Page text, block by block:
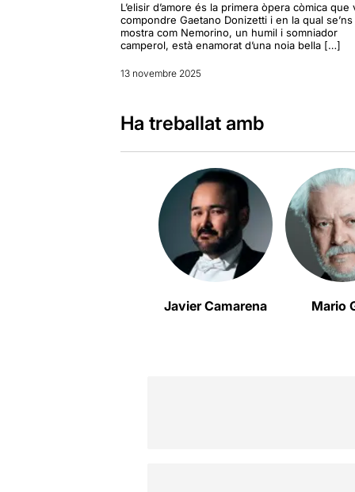
L’elisir d’amore és la primera òpera còmica que
compondre Gaetano Donizetti i en la qual se’ns
mostra com Nemorino, un humil i somniador
camperol, està enamorat d’una noia bella […]
13 novembre 2025
Ha treballat amb
Javier Camarena Mario